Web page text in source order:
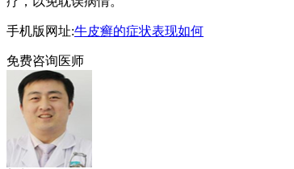
手机版网址:牛皮癣的症状表现如何
免费咨询医师